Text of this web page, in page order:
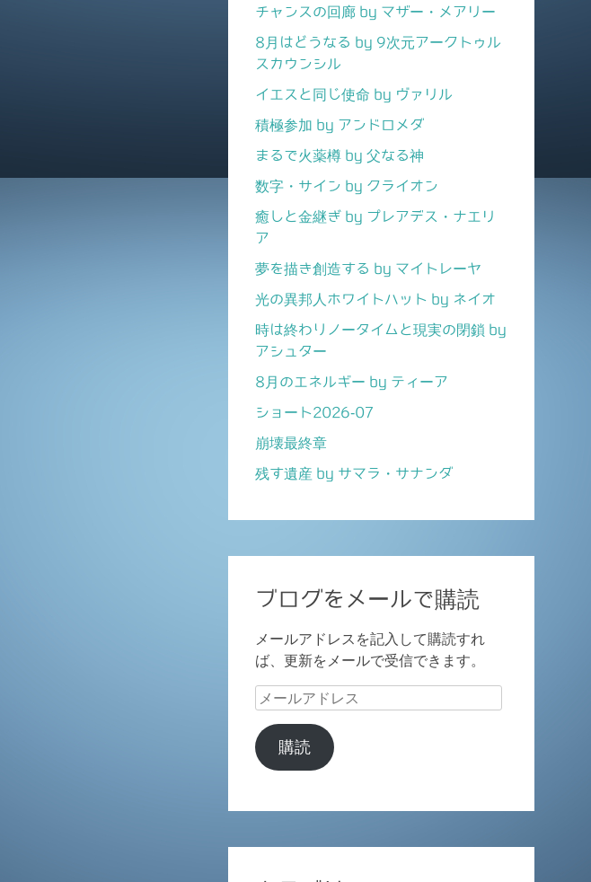
チャンスの回廊 by マザー・メアリー
8月はどうなる by 9次元アークトゥル
スカウンシル
イエスと同じ使命 by ヴァリル
積極参加 by アンドロメダ
まるで火薬樽 by 父なる神
数字・サイン by クライオン
癒しと金継ぎ by プレアデス・ナエリ
ア
夢を描き創造する by マイトレーヤ
光の異邦人ホワイトハット by ネイオ
時は終わりノータイムと現実の閉鎖 by
アシュター
8月のエネルギー by ティーア
ショート2026-07
崩壊最終章
残す遺産 by サマラ・サナンダ
ブログをメールで購読
メールアドレスを記入して購読すれ
ば、更新をメールで受信できます。
メ
ル
ア
購読